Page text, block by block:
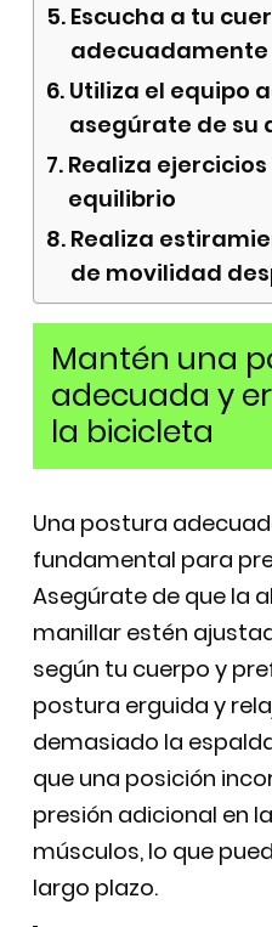
Escucha a tu
adecuadamente
Utiliza el equipo
asegúrate de su
Realiza
equilibrio
Realiza
de movilidad
Mantén una
adecuada y
la bicicleta
Una postura
fundamental para
Asegúrate de que la
manillar estén
según tu cuerpo y
postura erguida y
demasiado la
que una posición
presión adicional en
músculos, lo que
largo plazo.